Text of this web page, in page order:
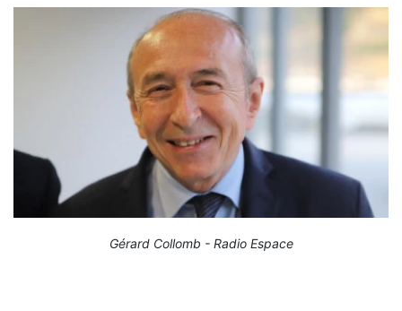
Gérard Collomb - Radio Espace